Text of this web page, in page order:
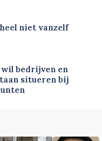
niet vanzelf
bedrijven en
situeren bij